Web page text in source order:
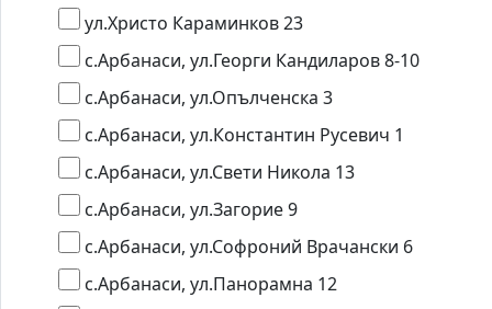
ул.Христо Караминков 23
с.Арбанаси, ул.Георги Кандиларов 8-10
с.Арбанаси, ул.Опълченска 3
с.Арбанаси, ул.Константин Русевич 1
с.Арбанаси, ул.Свети Никола 13
с.Арбанаси, ул.Загорие 9
с.Арбанаси, ул.Софроний Врачански 6
с.Арбанаси, ул.Панорамна 12